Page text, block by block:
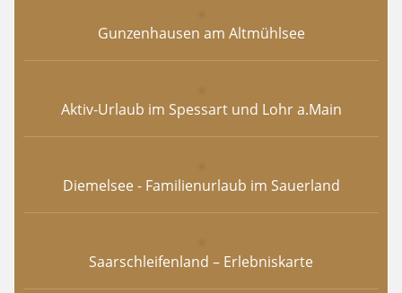
Gunzenhausen am Altmühlsee
Aktiv-Urlaub im Spessart und Lohr a.Main
Diemelsee - Familienurlaub im Sauerland
Saarschleifenland – Erlebniskarte